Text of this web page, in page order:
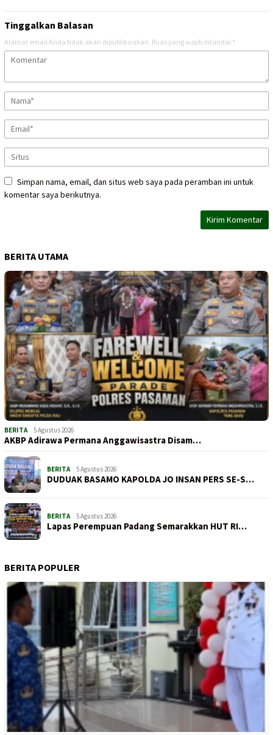
Tinggalkan Balasan
Alamat email Anda tidak akan dipublikasikan. Ruas yang wajib ditandai *
Simpan nama, email, dan situs web saya pada peramban ini untuk
komentar saya berikutnya.
BERITA UTAMA
BERITA 5 Agustus 2026
AKBP Adirawa Permana Anggawisastra Disam…
BERITA 5 Agustus 2026
DUDUAK BASAMO KAPOLDA JO INSAN PERS SE-S…
BERITA 5 Agustus 2026
Lapas Perempuan Padang Semarakkan HUT RI…
BERITA POPULER